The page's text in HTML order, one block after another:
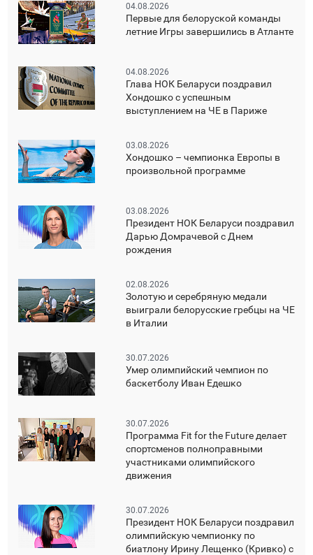
04.08.2026
Первые для белоруской команды
летние Игры завершились в Атланте
04.08.2026
Глава НОК Беларуси поздравил
Хондошко с успешным
выступлением на ЧЕ в Париже
03.08.2026
Хондошко – чемпионка Европы в
произвольной программе
03.08.2026
Президент НОК Беларуси поздравил
Дарью Домрачевой с Днем
рождения
02.08.2026
Золотую и серебряную медали
выиграли белорусские гребцы на ЧЕ
в Италии
30.07.2026
Умер олимпийский чемпион по
баскетболу Иван Едешко
30.07.2026
Программа Fit for the Future делает
спортсменов полноправными
участниками олимпийского
движения
30.07.2026
Президент НОК Беларуси поздравил
олимпийскую чемпионку по
биатлону Ирину Лещенко (Кривко) с